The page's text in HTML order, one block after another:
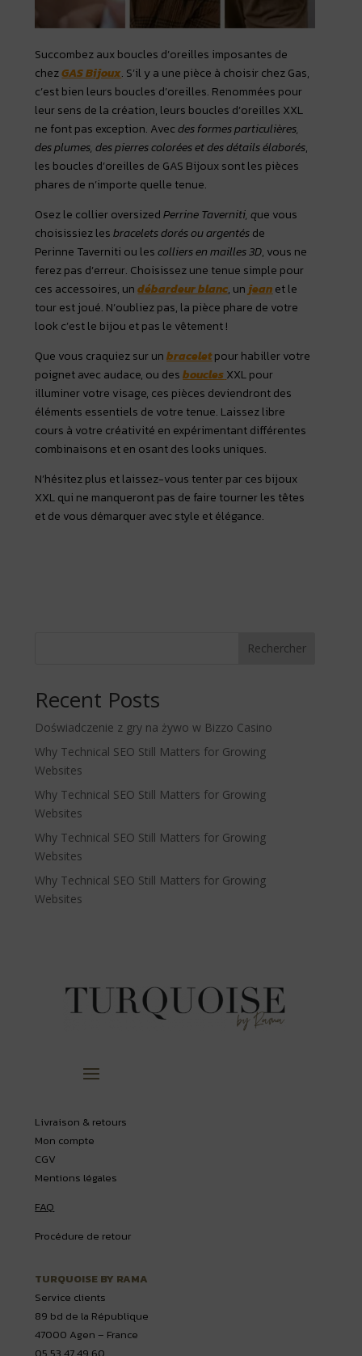
Succombez aux boucles d’oreilles imposantes de
chezGAS Bijoux. S’il y a une pièce à choisir chez Gas,
c’est bien leurs boucles d’oreilles. Renommées pour
leur sens de la création, leurs boucles d’oreilles XXL
ne font pas exception. Avecdes formes particulières,
des plumes, des pierres colorées et des détails élaborés,
les boucles d’oreilles de GAS Bijoux sont les pièces
phares de n’importe quelle tenue.
Osez le collier oversizedPerrine Taverniti, que vous
choisissiez lesbracelets dorés ou argentésde
Perinne Taverniti ou lescolliers en mailles 3D, vous ne
ferez pas d’erreur. Choisissez une tenue simple pour
ces accessoires, undébardeur blanc, un jeanet le
tour est joué. N’oubliez pas, la pièce phare de votre
look c’est le bijou et pas le vêtement !
Que vous craquiez sur unbraceletpour habiller votre
poignet avec audace, ou desbouclesXXL pour
illuminer votre visage, ces pièces deviendront des
éléments essentiels de votre tenue. Laissez libre
cours à votre créativité en expérimentant différentes
combinaisons et en osant des looks uniques.
N’hésitez plus et laissez-vous tenter par ces bijoux
XXL qui ne manqueront pas de faire tourner les têtes
et de vous démarquer avec style et élégance.
Rechercher
Recent Posts
Doświadczenie z gry na żywo w Bizzo Casino
Why Technical SEO Still Matters for Growing
Websites
Why Technical SEO Still Matters for Growing
Websites
Why Technical SEO Still Matters for Growing
Websites
Why Technical SEO Still Matters for Growing
Websites
Livraison & retours
Mon compte
CGV
Mentions légales
FAQ
Procédure de retour
TURQUOISE BY RAMA
Service clients
89 bd de la République
47000 Agen – France